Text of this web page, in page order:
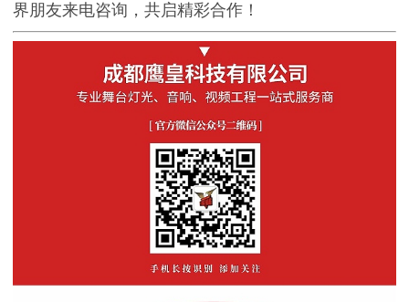
界朋友来电咨询，共启精彩合作！